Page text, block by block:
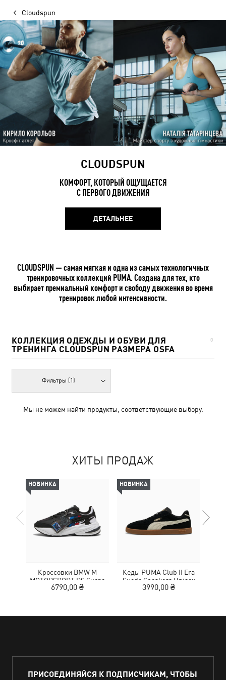
Cloudspun
CLOUDSPUN
КОМФОРТ, КОТОРЫЙ ОЩУЩАЕТСЯ
С ПЕРВОГО ДВИЖЕНИЯ
ДЕТАЛЬНЕЕ
CLOUDSPUN — самая мягкая и одна из самых технологичных
тренировочных коллекций PUMA. Создана для тех, кто
выбирает премиальный комфорт и свободу движения во время
тренировок любой интенсивности.
КОЛЛЕКЦИЯ ОДЕЖДЫ И ОБУВИ ДЛЯ
ТРЕНИНГА CLOUDSPUN РАЗМЕРА OSFA
0
Фильтры (1)
Мы не можем найти продукты, соответствующие выбору.
ХИТЫ ПРОДАЖ
НОВИНКА
Кроссовки BMW M
MOTORSPORT RS Surge
Sneakers Unisex
6790,00 ₴
НОВИНКА
Кеды PUMA Club II Era
Suede Sneakers Unisex
3990,00 ₴
ПРИСОЕДИНЯЙСЯ К ПОДПИСЧИКАМ, ЧТОБЫ